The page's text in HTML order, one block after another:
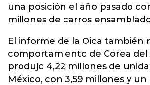
una posición el año pasado
millones de carros
El informe de la Oica también
comportamiento de Corea del
produjo 4,22 millones de
México, con 3,59 millones y